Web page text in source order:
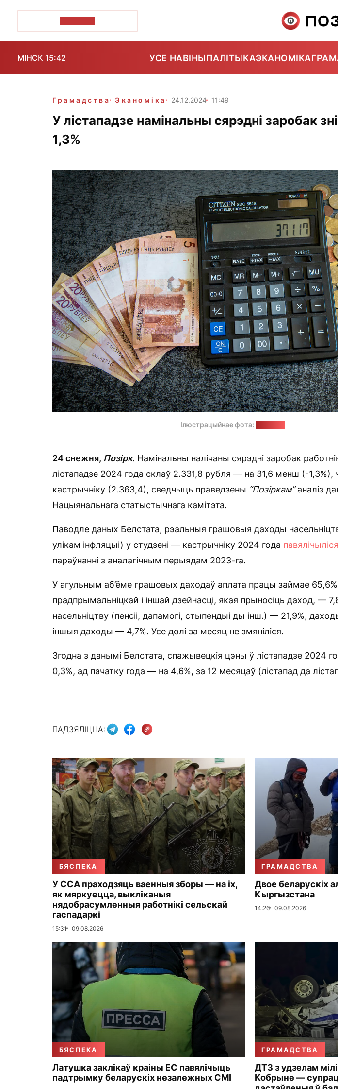
МІНСК 15:42 УСЕ НАВІНЫПАЛІТЫКАЭКАНОМІКА
Грамадства Эканоміка 24.12.2024 11:49
У лістападзе намінальны сярэдні заробак
1,3%
Ілюстрацыйнае фота:
24 снежня, Позірк. Намінальны налічаны сярэдні заробак
лістападзе 2024 года склаў 2.331,8 рубля — на 31,6 менш (-
кастрычніку (2.363,4), сведчыць праведзены “Позіркам”аналіз
Нацыянальнага статыстычнага камітэта.
Паводле даных Белстата, рэальныя грашовыя даходы
улікам інфляцыі) у студзені — кастрычніку 2024 года павялічыліся
параўнанні з аналагічным перыядам 2023-га.
У агульным аб’ёме грашовых даходаў аплата працы займае
прадпрымальніцкай і іншай дзейнасці, якая прыносіць даход, —
насельніцтву (пенсіі, дапамогі, стыпендыі ды інш.) — 21,9%,
іншыя даходы — 4,7%. Усе долі за месяц не змяніліся.
Згодна з данымі Белстата, спажывецкія цэны ў лістападзе 2024
0,3%, ад пачатку года — на 4,6%, за 12 месяцаў (лістапад да
ПАДЗЯЛІЦЦА:
БЯСПЕКА
У ССА праходзяць ваенныя зборы — на іх,
як мяркуецца, выкліканыя
нядобрасумленныя работнікі сельскай
гаспадаркі
15:31 09.08.2026
ГРАМАДСТВА
Двое беларускіх
Кыргызстана
14:26 09.08.2026
БЯСПЕКА
Латушка заклікаў краіны ЕС павялічыць
падтрымку беларускіх незалежных СМІ
ГРАМАДСТВА
ДТЗ з удзелам
Кобрыне —